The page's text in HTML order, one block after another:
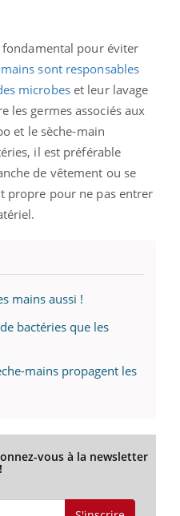
fondamental pour éviter
sont responsables
microbeset leur lavage
les germes associés aux
et le sèche-main
il est préférable
de vêtement ou se
propre pour ne pas entrer
mains aussi !
bactéries que les
mains propagent les
vous à la newsletter
!